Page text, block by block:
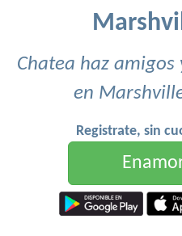
Chatea haz
en
Registrate, sin